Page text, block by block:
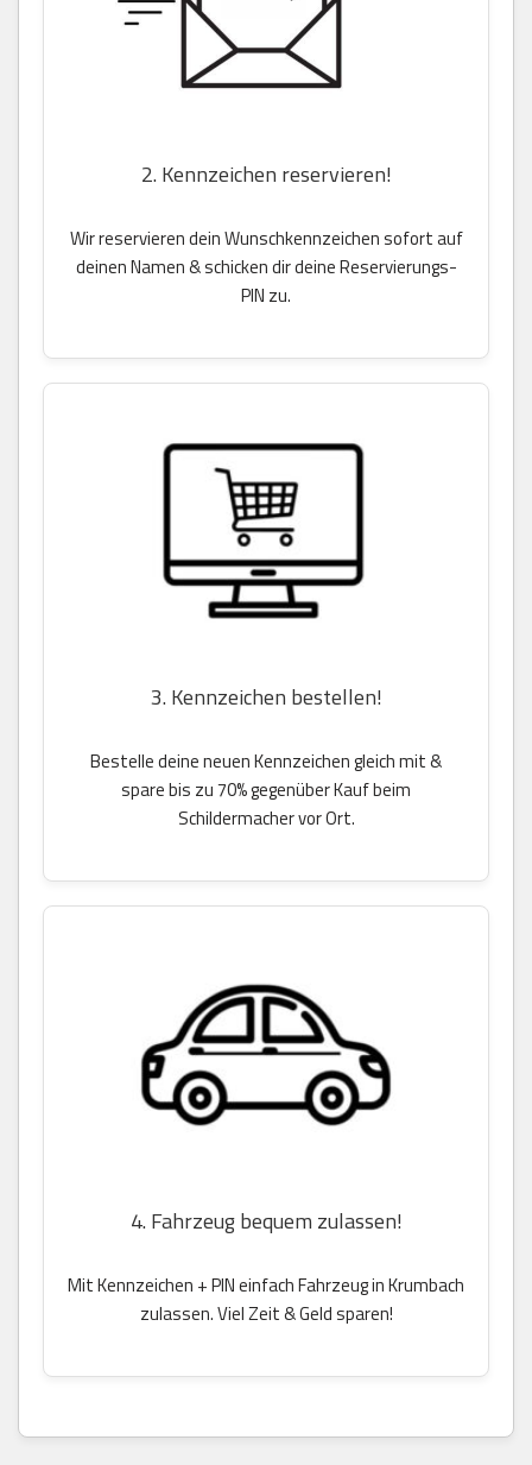
2. Kennzeichen reservieren!
Wir reservieren dein Wunschkennzeichen sofort auf
deinen Namen & schicken dir deine Reservierungs-
PIN zu.
3. Kennzeichen bestellen!
Bestelle deine neuen Kennzeichen gleich mit &
spare bis zu 70% gegenüber Kauf beim
Schildermacher vor Ort.
4. Fahrzeug bequem zulassen!
Mit Kennzeichen + PIN einfach Fahrzeug in Krumbach
zulassen. Viel Zeit & Geld sparen!